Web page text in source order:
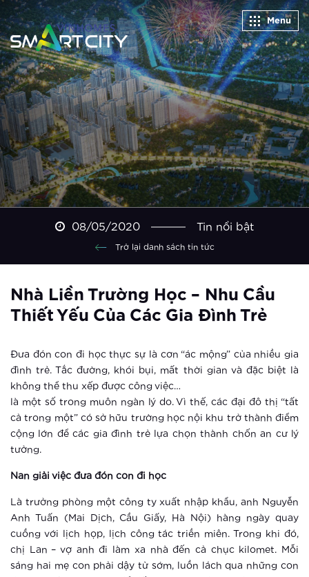
Menu
08/05/2020 Tin nổi bật
Trở lại danh sách tin tức
Nhà Liền Trường Học – Nhu Cầu
Thiết Yếu Của Các Gia Đình Trẻ
Đưa đón con đi học thực sự là cơn “ác mộng” của nhiều gia
đình trẻ. Tắc đường, khói bụi, mất thời gian và đặc biệt là
không thể thu xếp được công việc…
là một số trong muôn ngàn lý do. Vì thế, các đại đô thị “tất
cả trong một” có sở hữu trường học nội khu trở thành điểm
cộng lớn để các gia đình trẻ lựa chọn thành chốn an cư lý
tưởng.
Nan giải việc đưa đón con đi học
Là trưởng phòng một công ty xuất nhập khẩu, anh Nguyễn
Anh Tuấn (Mai Dịch, Cầu Giấy, Hà Nội) hàng ngày quay
cuồng với lịch họp, lịch công tác triền miên. Trong khi đó,
chị Lan – vợ anh đi làm xa nhà đến cả chục kilomet. Mỗi
sáng hai mẹ con phải dậy từ sớm, luồn lách qua những con
Xem thêm
Vingroup giữ vững vị thế doanh
nghiệp tư nhân lớn nhất Việt Nam
Xem thêm
“Sống không khoảng cách” giữa tọa
độ vàng của trung tâm mới phía Tây
Hà Nội
Xem thêm
Vinhomes Smart City ra mắt phân khu
The Sapphire 3
The Sapphire 3 Vinhomes Smart City:
Nóng sốt ngay khi vừa ra mắt
Ưu thế giúp The Sapphire 3 –
Vinhomes Smart City hút nhà đầu tư
Xem thêm
Xem thêm
Khám phá điểm “check in” mới cực
chất tại Hà Nội